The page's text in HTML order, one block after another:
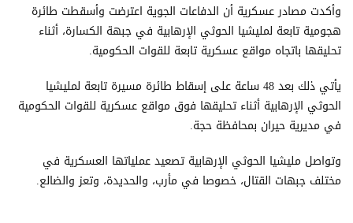
وأكدت مصادر عسكرية أن الدفاعات الجوية اعترضت وأسقطت طائرة
هجومية تابعة لمليشيا الحوثي الإرهابية في جبهة الكسارة، أثناء
تحليقها باتجاه مواقع عسكرية تابعة للقوات الحكومية.
يأتي ذلك بعد 48 ساعة على إسقاط طائرة مسيرة تابعة لمليشيا
الحوثي الإرهابية أثناء تحليقها فوق مواقع عسكرية للقوات الحكومية
في مديرية حيران بمحافظة حجة.
وتواصل مليشيا الحوثي الإرهابية تصعيد عملياتها العسكرية في
مختلف جبهات القتال، خصوصا في مأرب، والحديدة، وتعز والضالع.